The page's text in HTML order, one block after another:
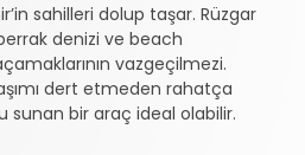
sahilleri dolup taşar. Rüzgar
denizi ve beach
vazgeçilmezi.
dert etmeden rahatça
sunan bir araç ideal olabilir.